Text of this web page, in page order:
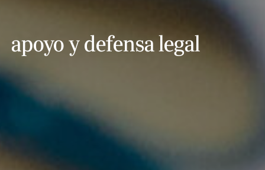
apoyo y defensa legal